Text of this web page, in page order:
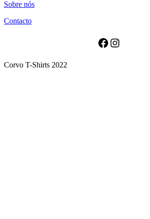
options
may
Sobre nós
Contacto
Facebook
Instagram
Corvo T-Shirts 2022